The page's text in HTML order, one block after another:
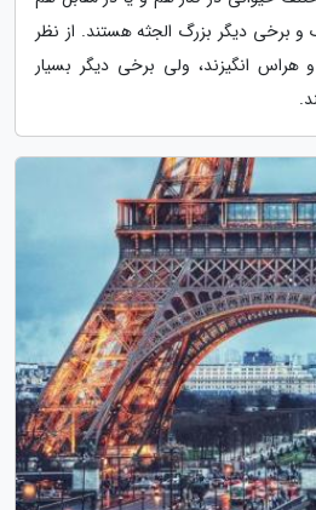
دیگر بزرگ الجثه هستند. از نظر
انگیزند، ولی برخی دیگر بسیار